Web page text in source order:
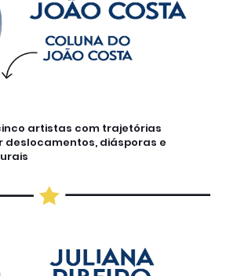
artistas com trajetórias
diásporas e